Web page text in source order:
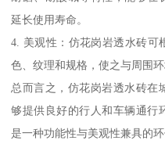
延长使用寿命。
4. 美观性：仿花岗岩透水砖可
色、纹理和规格，使之与周围
总而言之，仿花岗岩透水砖在
够提供良好的行人和车辆通行
是一种功能性与美观性兼具的环